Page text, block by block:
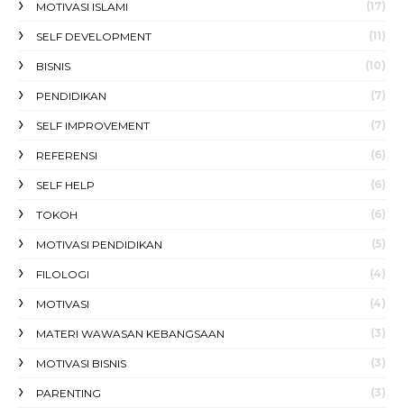
MOTIVASI ISLAMI (17)
SELF DEVELOPMENT (11)
BISNIS (10)
PENDIDIKAN (7)
SELF IMPROVEMENT (7)
REFERENSI (6)
SELF HELP (6)
TOKOH (6)
MOTIVASI PENDIDIKAN (5)
FILOLOGI (4)
MOTIVASI (4)
MATERI WAWASAN KEBANGSAAN (3)
MOTIVASI BISNIS (3)
PARENTING (3)